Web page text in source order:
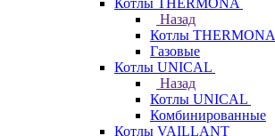
Котлы THERMONA
Назад
Котлы THERMONA
Газовые
Котлы UNICAL
Назад
Котлы UNICAL
Комбинированные
Котлы VAILLANT